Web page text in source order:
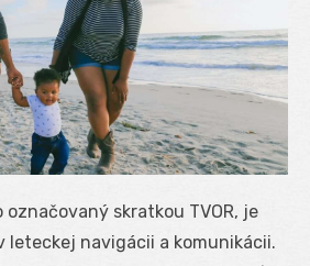
označovaný skratkou TVOR, je
leteckej navigácii a komunikácii.